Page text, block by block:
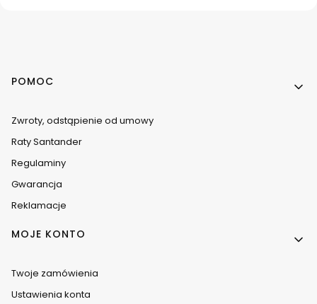
Linki w stopce
POMOC
Zwroty, odstąpienie od umowy
Raty Santander
Regulaminy
Gwarancja
Reklamacje
MOJE KONTO
Twoje zamówienia
Ustawienia konta